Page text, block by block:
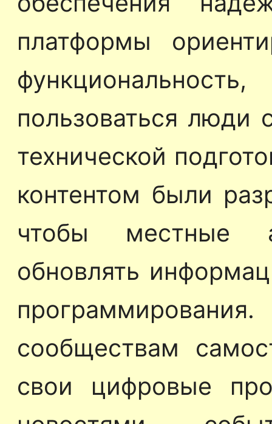
платформы
пользоваться
технической
контентом были
чтобы местные
обновлять
сообществам
свои цифровые